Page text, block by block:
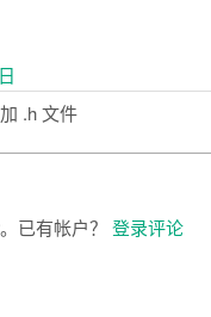
.h 文件
。已有帐户？ 登录评论